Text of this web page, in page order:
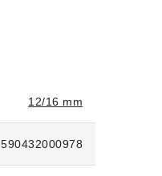
12/16 mm
590432000978